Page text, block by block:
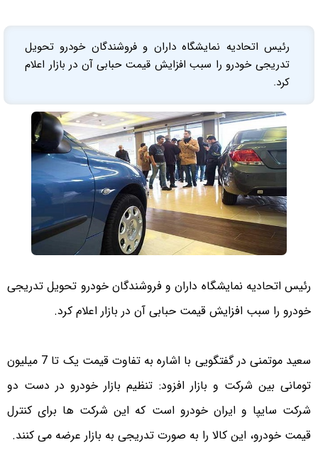
رئیس اتحادیه نمایشگاه داران و فروشندگان خودرو تحویل
تدریجی خودرو را سبب افزایش قیمت حبابی آن در بازار اعلام
کرد.
رئیس اتحادیه نمایشگاه داران و فروشندگان خودرو تحویل تدریجی
خودرو را سبب افزایش قیمت حبابی آن در بازار اعلام کرد.
سعید موتمنی در گفتگویی با اشاره به تفاوت قیمت یک تا 7 میلیون
تومانی بین شرکت و بازار افزود: تنظیم بازار خودرو در دست دو
شرکت سایپا و ایران خودرو است که این شرکت ها برای کنترل
قیمت خودرو، این کالا را به صورت تدریجی به بازار عرضه می کنند.